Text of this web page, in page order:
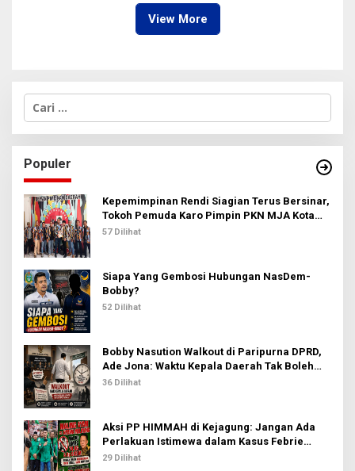
View More
C
i
u
n
t
u
k
:
Populer
Kepemimpinan Rendi Siagian Terus Bersinar,
Tokoh Pemuda Karo Pimpin PKN MJA Kota
Medan
57 Dilihat
Siapa Yang Gembosi Hubungan NasDem-
Bobby?
52 Dilihat
Bobby Nasution Walkout di Paripurna DPRD,
Ade Jona: Waktu Kepala Daerah Tak Boleh
Terbuang Sia-sia
36 Dilihat
Aksi PP HIMMAH di Kejagung: Jangan Ada
Perlakuan Istimewa dalam Kasus Febrie
Adriansyah
29 Dilihat